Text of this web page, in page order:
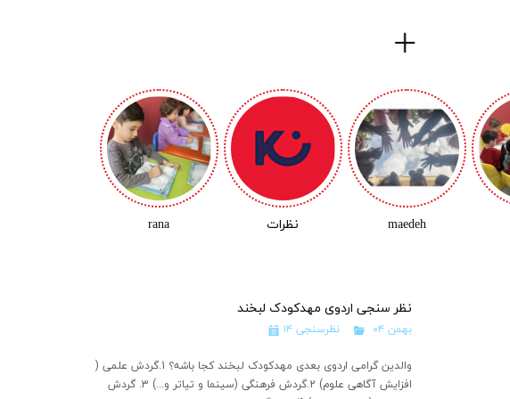
rana نظرات maedeh
نظر سنجی اردوی مهدکودک لبخند
۱۴ بهمن ۰۴
نظرسنجی
والدین گرامی اردوی بعدی مهدکودک لبخند کجا باشه؟ 1.گردش علمی (
افزایش آگاهی علوم) 2.گردش فرهنگی (سینما و تیاتر و...) 3. گردش